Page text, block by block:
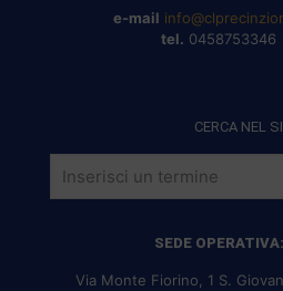
e-mail
tel. 0458753346
CERCA NEL
SEDE OPERATIVA:
Via Monte Fiorino, 1 S.